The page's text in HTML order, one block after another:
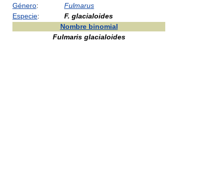
Género:
Fulmarus
Especie:
F. glacialoides
Nombre binomial
Fulmaris glacialoides